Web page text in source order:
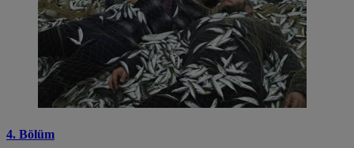
4. Bölüm